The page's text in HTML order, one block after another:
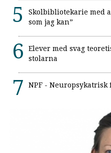
Skolbibliotekarie med
som jag kan”
Elever med svag
stolarna
NPF -